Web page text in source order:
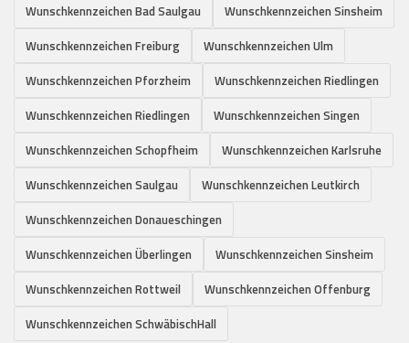
Wunschkennzeichen Bad Saulgau
Wunschkennzeichen Sinsheim
Wunschkennzeichen Freiburg
Wunschkennzeichen Ulm
Wunschkennzeichen Pforzheim
Wunschkennzeichen Riedlingen
Wunschkennzeichen Riedlingen
Wunschkennzeichen Singen
Wunschkennzeichen Schopfheim
Wunschkennzeichen Karlsruhe
Wunschkennzeichen Saulgau
Wunschkennzeichen Leutkirch
Wunschkennzeichen Donaueschingen
Wunschkennzeichen Überlingen
Wunschkennzeichen Sinsheim
Wunschkennzeichen Rottweil
Wunschkennzeichen Offenburg
Wunschkennzeichen SchwäbischHall